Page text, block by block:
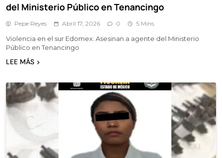
del Ministerio Público en Tenancingo
Pepe Reyes Abril 17, 2026 0 5 Mins
Violencia en el sur Edomex: Asesinan a agente del Ministerio
Público en Tenancingo
LEE MÁS